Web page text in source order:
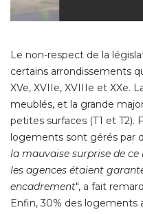
Le non-respect de la
certains arrondissements
XVe, XVIIe, XVIIIe et XXe.
meublés, et la grande
petites surfaces (T1 et T2).
logements sont gérés par
la mauvaise surprise de
les agences étaient
encadrement", a fait
Enfin, 30% des logements